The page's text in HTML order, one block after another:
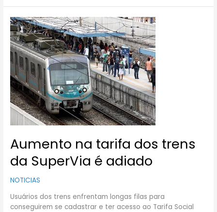
Aumento na tarifa dos trens
da SuperVia é adiado
NOTICIAS
Usuários dos trens enfrentam longas filas para
conseguirem se cadastrar e ter acesso ao Tarifa Social
Aumento
na
tarifa
dos
trens
da
SuperVia
é
adiado